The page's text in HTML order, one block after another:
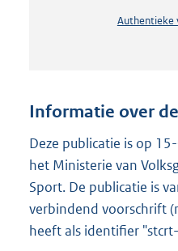
Authentieke
Informatie over
Deze publicatie is op
het Ministerie van
Sport. De publicatie is
verbindend voorschrift
heeft als identifier